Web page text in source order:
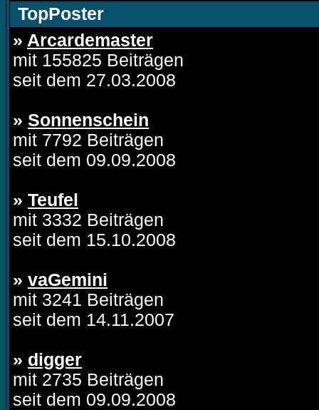
TopPoster
» Arcardemaster
mit 155825 Beiträgen
seit dem 27.03.2008
» Sonnenschein
mit 7792 Beiträgen
seit dem 09.09.2008
» Teufel
mit 3332 Beiträgen
seit dem 15.10.2008
» vaGemini
mit 3241 Beiträgen
seit dem 14.11.2007
» digger
mit 2735 Beiträgen
seit dem 09.09.2008